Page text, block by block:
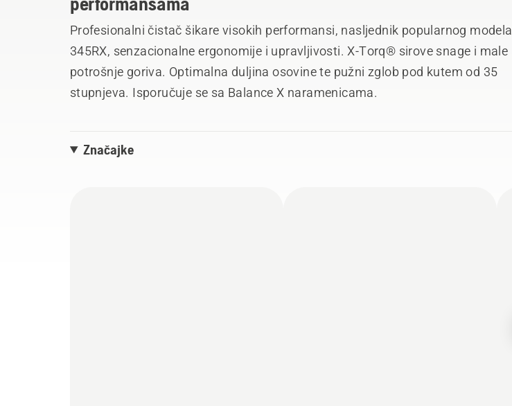
Profesionalni čistač šikare visokih performansi, nasljednik popularnog modela
345RX, senzacionalne ergonomije i upravljivosti. X-Torq® sirove snage i male
potrošnje goriva. Optimalna duljina osovine te pužni zglob pod kutem od 35
stupnjeva. Isporučuje se sa Balance X naramenicama.
Značajke